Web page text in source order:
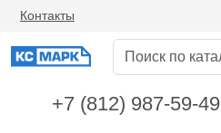
Контакты
+7 (812) 987-59-49